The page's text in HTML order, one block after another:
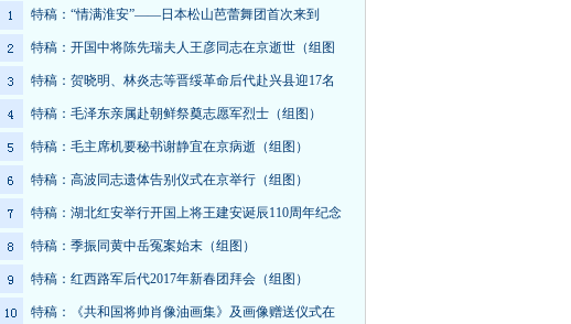
特稿：“情满淮安”——日本松山芭蕾舞团首次来到
特稿：开国中将陈先瑞夫人王彦同志在京逝世（组图
特稿：贺晓明、林炎志等晋绥革命后代赴兴县迎17名
特稿：毛泽东亲属赴朝鲜祭奠志愿军烈士（组图）
特稿：毛主席机要秘书谢静宜在京病逝（组图）
特稿：高波同志遗体告别仪式在京举行（组图）
特稿：湖北红安举行开国上将王建安诞辰110周年纪念
特稿：季振同黄中岳冤案始末（组图）
特稿：红西路军后代2017年新春团拜会（组图）
特稿：《共和国将帅肖像油画集》及画像赠送仪式在